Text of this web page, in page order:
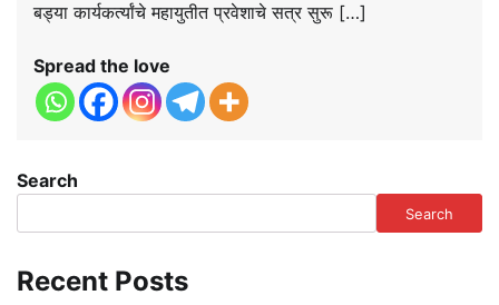
बड्या कार्यकर्त्यांचे महायुतीत प्रवेशाचे सत्र सुरू […]
Spread the love
Search
Search
Recent Posts